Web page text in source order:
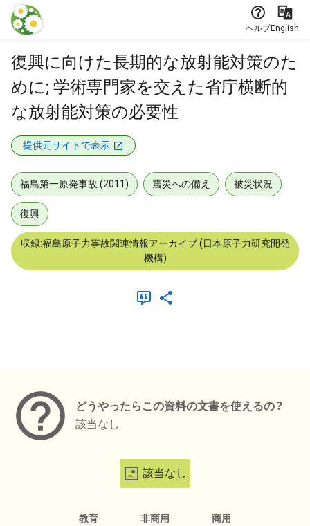
本文に飛ぶ
ヘルプEnglish
復興に向けた長期的な放射能対策のた
めに; 学術専門家を交えた省庁横断的
な放射能対策の必要性
提供元サイトで表示
福島第一原発事故 (2011) 震災への備え 被災状況
復興
収録:福島原子力事故関連情報アーカイブ (日本原子力研究開発
機構)
どうやったらこの資料の文書を使えるの？
該当なし
該当なし
教育 非商用 商用